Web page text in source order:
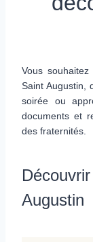
Vous
Saint Augustin,
soirée ou
documents et
des fraternités.
Augustin